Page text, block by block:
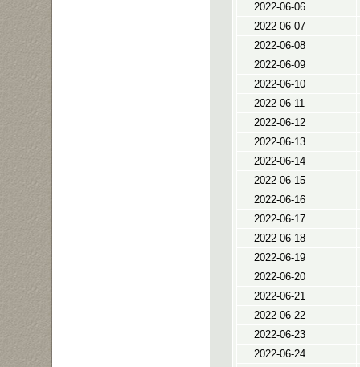
2022-06-06
2022-06-07
2022-06-08
2022-06-09
2022-06-10
2022-06-11
2022-06-12
2022-06-13
2022-06-14
2022-06-15
2022-06-16
2022-06-17
2022-06-18
2022-06-19
2022-06-20
2022-06-21
2022-06-22
2022-06-23
2022-06-24